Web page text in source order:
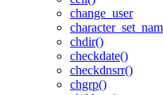
change_user
chdir()
checkdate()
checkdnsrr()
chgrp()